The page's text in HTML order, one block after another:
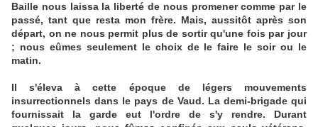
Baille nous laissa la liberté de nous promener comme par le
passé, tant que resta mon frère. Mais, aussitôt après son
départ, on ne nous permit plus de sortir qu'une fois par jour
; nous eûmes seulement le choix de le faire le soir ou le
matin.
Il s'éleva à cette époque de légers mouvements
insurrectionnels dans le pays de Vaud. La demi-brigade qui
fournissait la garde eut l'ordre de s'y rendre. Durant